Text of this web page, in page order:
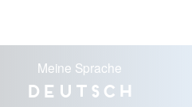
Meine Sprache
Deutsch